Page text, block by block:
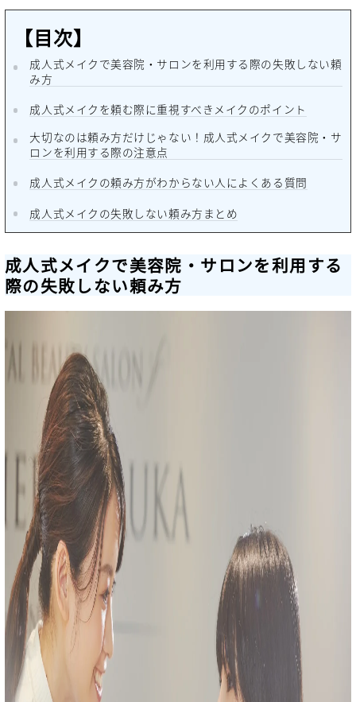
【目次】
成人式メイクで美容院・サロンを利用する際の失敗しない頼
み方
成人式メイクを頼む際に重視すべきメイクのポイント
大切なのは頼み方だけじゃない！成人式メイクで美容院・サ
ロンを利用する際の注意点
成人式メイクの頼み方がわからない人によくある質問
成人式メイクの失敗しない頼み方まとめ
成人式メイクで美容院・サロンを利用する
際の失敗しない頼み方